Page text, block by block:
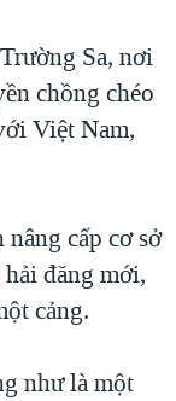
Sa, nơi
chồng chéo
Việt Nam,
cấp cơ sở
đăng mới,
cảng.
như là một